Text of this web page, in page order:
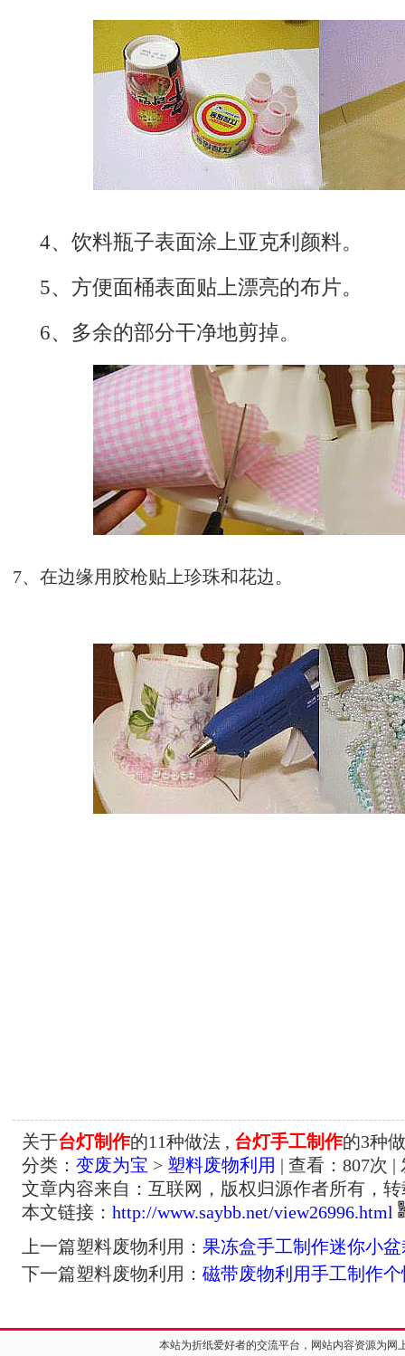
4、 饮料瓶子表面涂上亚克利颜料。
5、方便面桶表面贴上漂亮的布片。
6、多余的部分干净地剪掉。
7、在边缘用胶枪贴上珍珠和花边。
关于台灯制作的11种做法 , 台灯手工制作的3种
分类： 变废为宝 > 塑料废物利用 | 查看： 807次 |
文章内容来自：互联网，版权归源作者所有，
本文链接： http://www.saybb.net/view26996.html
上一篇塑料废物利用： 果冻盒手工制作迷你小盆
下一篇塑料废物利用： 磁带废物利用手工制作
本站为折纸爱好者的交流平台，网站内容资源为